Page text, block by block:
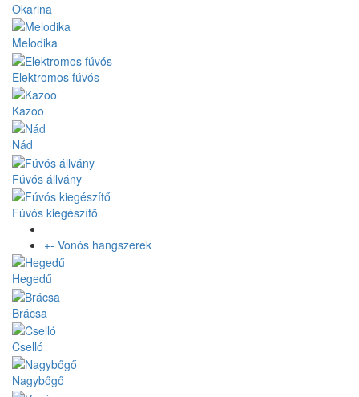
Okarina
Melodika
Elektromos fúvós
Kazoo
Nád
Fúvós állvány
Fúvós kiegészítő
+- Vonós hangszerek
Hegedű
Brácsa
Cselló
Nagybőgő